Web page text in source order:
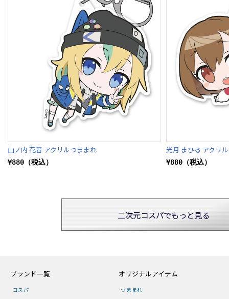
山ノ内 花音 アクリルつままれ
¥880（税込）
光月 まひる アクリ
¥880（税込）
二次元コスパでもっと見る
ブランド一覧
コスパ
オリジナルアイテム
つままれ